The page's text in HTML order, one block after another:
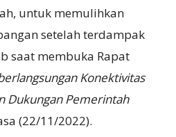
untuk memulihkan
setelah terdampak
saat membuka Rapat
Konektivitas
Dukungan Pemerintah
(22/11/2022).